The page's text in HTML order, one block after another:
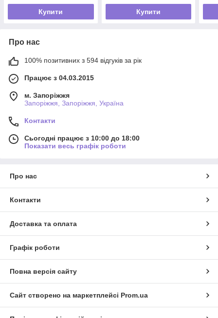
Купити Купити
Про нас
100% позитивних з 594 відгуків за рік
Працює з 04.03.2015
м. Запоріжжя
Запоріжжя, Запоріжжя, Україна
Контакти
Сьогодні працює з 10:00 до 18:00
Показати весь графік роботи
Про нас
Контакти
Доставка та оплата
Графік роботи
Повна версія сайту
Сайт створено на маркетплейсі Prom.ua